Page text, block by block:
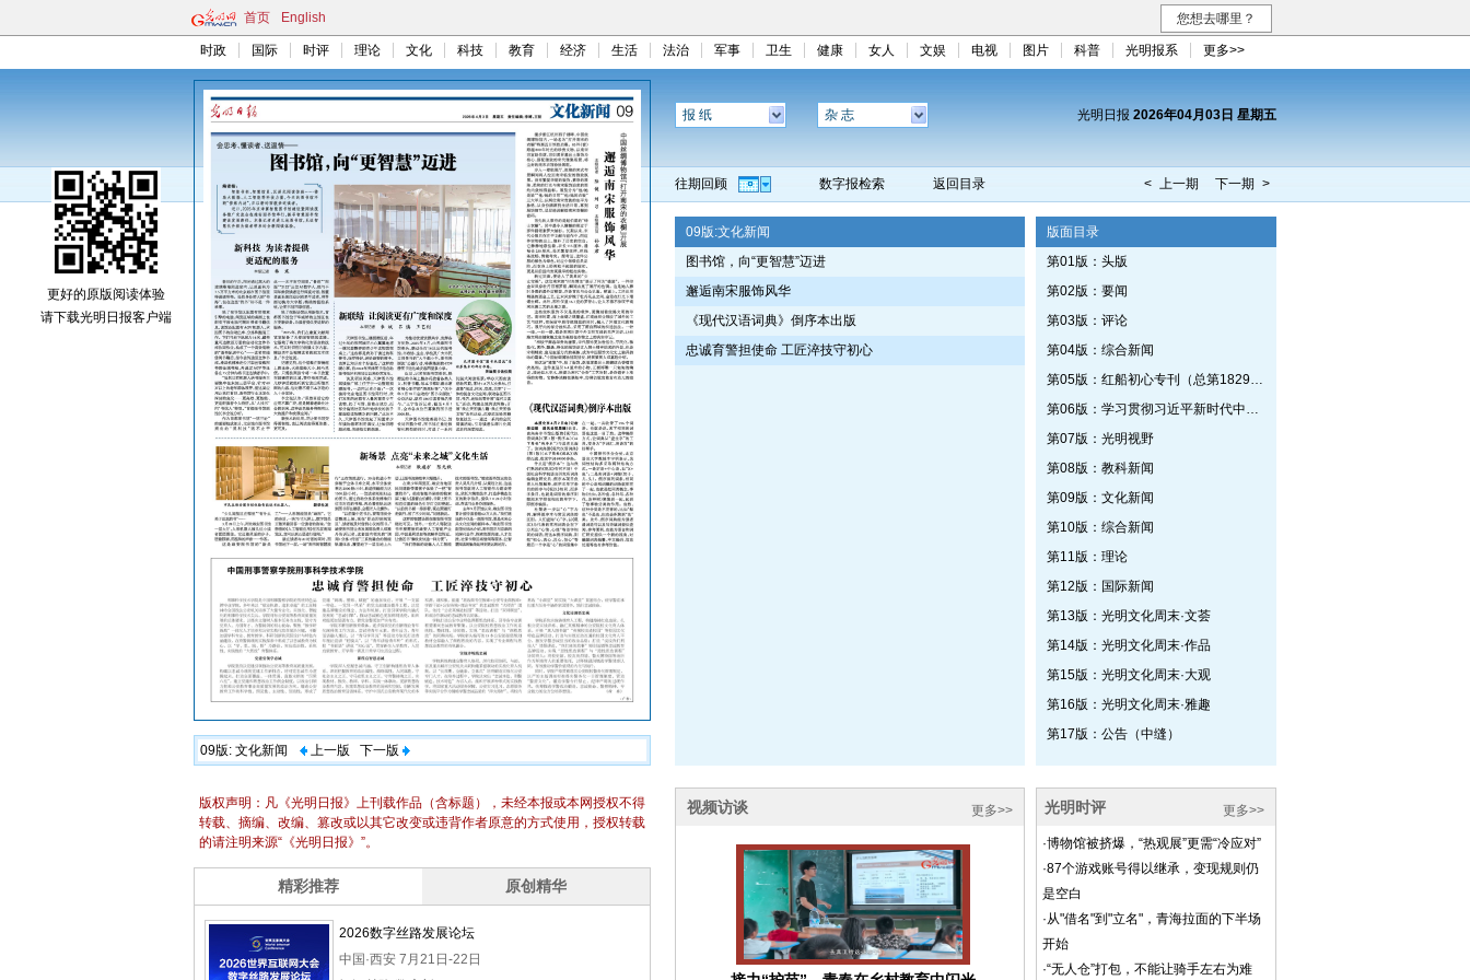
首页 English 您想去哪里？
时政 国际 时评 理论 文化 科技 教育 经济 生活 法治 军事 卫生 健康 女人 文娱 电视 图片 科普 光明报系 更多>>
09版: 文化新闻 上一版 下一版
报 纸 杂 志 光明日报 2026年04月03日 星期五
往期回顾 数字报检索 返回目录 < 上一期 下一期 >
09版:文化新闻
图书馆，向“更智慧”迈进
邂逅南宋服饰风华
《现代汉语词典》倒序本出版
忠诚育警担使命 工匠淬技守初心
版面目录
第01版：头版
第02版：要闻
第03版：评论
第04版：综合新闻
第05版：红船初心专刊（总第1829期）
第06版：学习贯彻习近平新时代中国特色社会主义思想专刊
第07版：光明视野
第08版：教科新闻
第09版：文化新闻
第10版：综合新闻
第11版：理论
第12版：国际新闻
第13版：光明文化周末·文荟
第14版：光明文化周末·作品
第15版：光明文化周末·大观
第16版：光明文化周末·雅趣
第17版：公告（中缝）
更好的原版阅读体验
请下载光明日报客户端